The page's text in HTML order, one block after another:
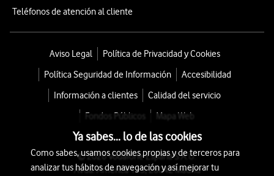
Teléfonos de atención al cliente
Aviso Legal
Política de Privacidad y Cookies
Política Seguridad de Información
Accesibilidad
Información a clientes
Calidad del servicio
Fondos Públicos
Mapa Web
© 2026 Vodafone España S.A.U.
Avda. América 115, 28042 Madrid
Ya sabes... lo de las cookies
Como sabes, usamos cookies propias y de terceros para
analizar tus hábitos de navegación y así mejorar tu